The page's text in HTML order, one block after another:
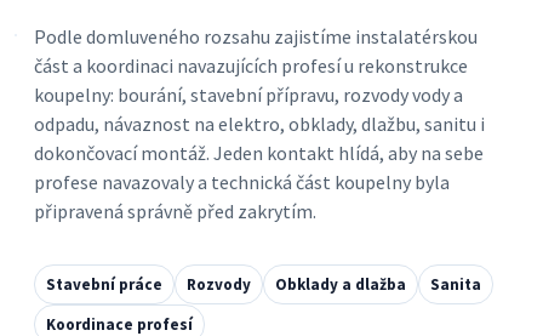
Podle domluveného rozsahu zajistíme instalatérskou
část a koordinaci navazujících profesí u rekonstrukce
koupelny: bourání, stavební přípravu, rozvody vody a
odpadu, návaznost na elektro, obklady, dlažbu, sanitu i
dokončovací montáž. Jeden kontakt hlídá, aby na sebe
profese navazovaly a technická část koupelny byla
připravená správně před zakrytím.
Stavební práce Rozvody Obklady a dlažba
Sanita
Koordinace profesí